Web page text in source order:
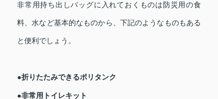
非常用持ち出しバッグに入れておくものは防災用の食
料、水など基本的なものから、下記のようなものもある
と便利でしょう。
●折りたたみできるポリタンク
●非常用トイレキット